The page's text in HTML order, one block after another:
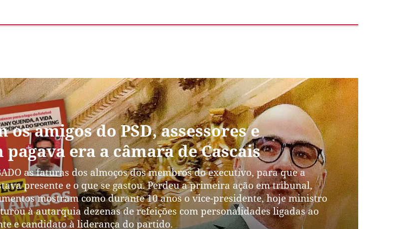
amigos do PSD, assessores e
era a câmara de Cascais
as faturas dos almoços dos membros do executivo, para que a
presente e o que se gastou. Perdeu a primeira ação em tribunal,
mostram como durante 10 anos o vice-presidente, hoje ministro
à autarquia dezenas de refeições com personalidades ligadas ao
e candidato à liderança do partido.